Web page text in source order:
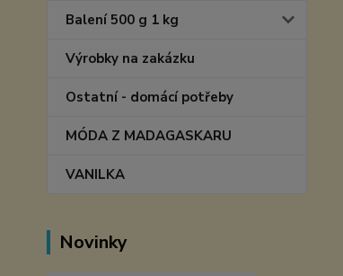
Balení 500 g 1 kg
Výrobky na zakázku
Ostatní - domácí potřeby
MÓDA Z MADAGASKARU
VANILKA
Novinky